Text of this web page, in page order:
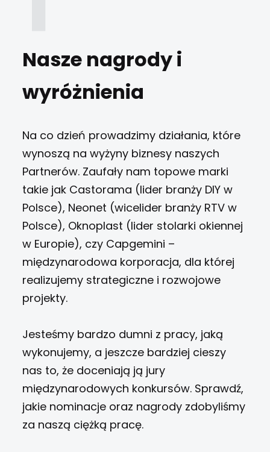
Nasze nagrody i
wyróżnienia
Na co dzień prowadzimy działania, które
wynoszą na wyżyny biznesy naszych
Partnerów. Zaufały nam topowe marki
takie jak Castorama (lider branży DIY w
Polsce), Neonet (wicelider branży RTV w
Polsce), Oknoplast (lider stolarki okiennej
w Europie), czy Capgemini –
międzynarodowa korporacja, dla której
realizujemy strategiczne i rozwojowe
projekty.
Jesteśmy bardzo dumni z pracy, jaką
wykonujemy, a jeszcze bardziej cieszy
nas to, że doceniają ją jury
międzynarodowych konkursów. Sprawdź,
jakie nominacje oraz nagrody zdobyliśmy
za naszą ciężką pracę.